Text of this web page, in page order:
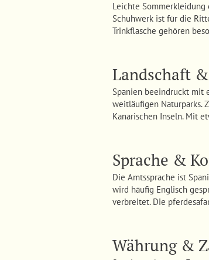
Leichte
Schuhwerk ist für die
Trinkflasche gehören
Landschaft
Spanien beeindruckt mit
weitläufigen Naturparks.
Kanarischen Inseln. Mit
Sprache &
Die Amtssprache ist
wird häufig Englisch
verbreitet. Die
Währung &